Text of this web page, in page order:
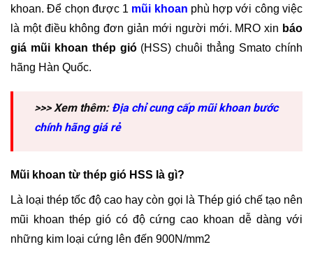
khoan. Để chọn được 1 mũi khoan phù hợp với công việc
là một điều không đơn giản mới người mới. MRO xin báo
giá mũi khoan thép gió(HSS) chuôi thẳng Smato chính
hãng Hàn Quốc.
>>> Xem thêm: Địa chỉ cung cấp mũi khoan bước
chính hãng giá rẻ
Mũi khoan từ thép gió HSS là gì?
Là loại thép tốc độ cao hay còn gọi là Thép gió chế tạo nên
mũi khoan thép gió có độ cứng cao khoan dễ dàng với
những kim loại cứng lên đến 900N/mm2